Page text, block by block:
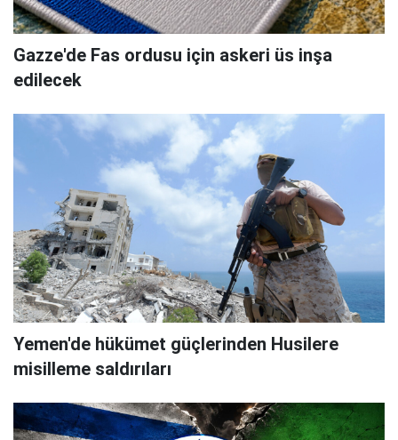
Gazze'de Fas ordusu için askeri üs inşa
edilecek
Yemen'de hükümet güçlerinden Husilere
misilleme saldırıları